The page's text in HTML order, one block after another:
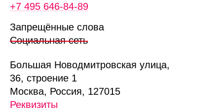
+7 495 646‑84‑89
Запрещённые слова
Социальная сеть
Большая Новодмитровская улица,
36, строение 1
Москва, Россия, 127015
Реквизиты